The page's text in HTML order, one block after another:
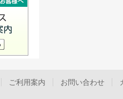
ご利用案内 お問い合わせ